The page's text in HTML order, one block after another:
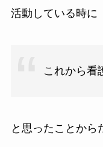
活動している時に
これから看
と思ったことから